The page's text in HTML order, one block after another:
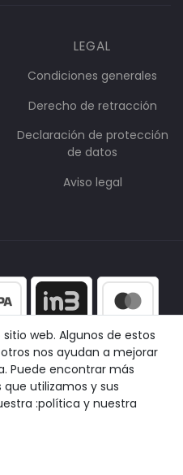
LEGAL
Condiciones generales
Derecho de retracción
Declaración de protección
de datos
Aviso legal
web. Algunos de estos
nos ayudan a mejorar
Puede encontrar más
utilizamos y sus
:política y nuestra